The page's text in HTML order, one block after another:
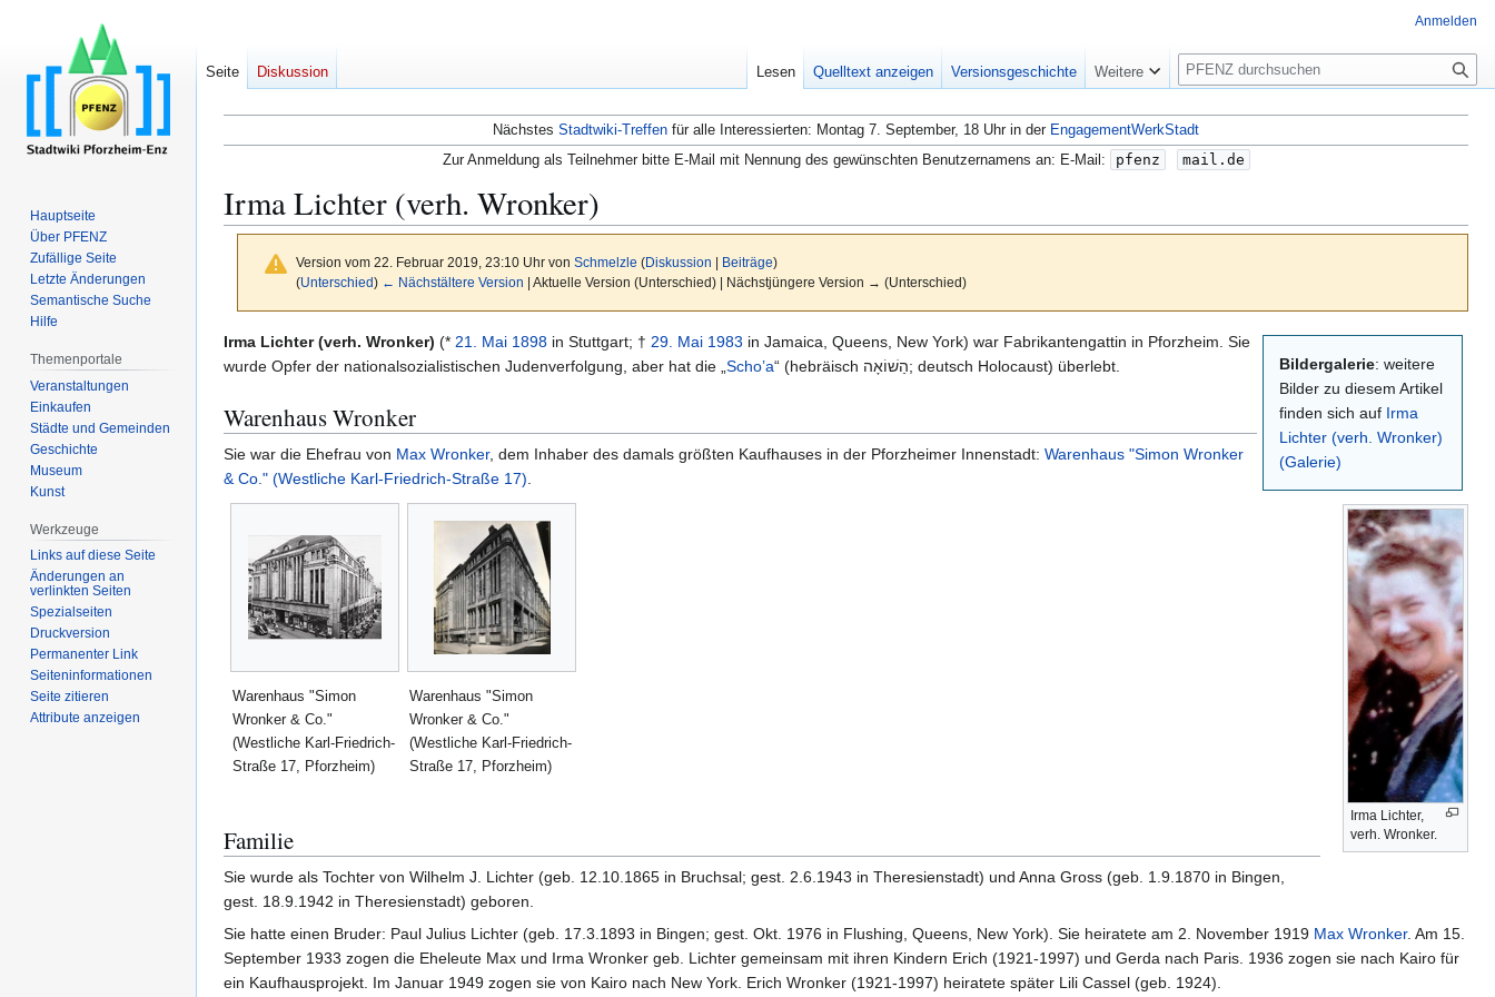
Nächstes Stadtwiki-Treffen für alle Interessierten: Montag 7. September, 18 Uhr in der EngagementWerkStadt
Zur Anmeldung als Teilnehmer bitte E-Mail mit Nennung des gewünschten Benutzernamens an: E-Mail:
pfenz mail.de
Irma Lichter (verh. Wronker)
Version vom 22. Februar 2019, 23:10 Uhr von Schmelzle (Diskussion | Beiträge)
(Unterschied) ← Nächstältere Version | Aktuelle Version (Unterschied) | Nächstjüngere Version → (Unterschied)
Zur
Navigation
Zur
Suche
Bildergalerie: weitere
Bilder zu diesem Artikel
finden sich auf Irma
Lichter (verh. Wronker)
(Galerie)
Irma Lichter,
verh. Wronker.
Irma Lichter (verh. Wronker) (* 21. Mai 1898 in Stuttgart; † 29. Mai 1983 in Jamaica, Queens, New York) war Fabrikantengattin in Pforzheim. Sie
wurde Opfer der nationalsozialistischen Judenverfolgung, aber hat die „Scho’a “ (hebräisch הַשׁוֹאָה; deutsch Holocaust) überlebt.
Warenhaus Wronker
Sie war die Ehefrau von Max Wronker, dem Inhaber des damals größten Kaufhauses in der Pforzheimer Innenstadt: Warenhaus "Simon Wronker
& Co." (Westliche Karl-Friedrich-Straße 17).
Warenhaus "Simon
Wronker & Co."
(Westliche Karl-Friedrich-
Straße 17, Pforzheim)
Warenhaus "Simon
Wronker & Co."
(Westliche Karl-Friedrich-
Straße 17, Pforzheim)
Familie
Sie wurde als Tochter von Wilhelm J. Lichter (geb. 12.10.1865 in Bruchsal; gest. 2.6.1943 in Theresienstadt) und Anna Gross (geb. 1.9.1870 in Bingen,
gest. 18.9.1942 in Theresienstadt) geboren.
Sie hatte einen Bruder: Paul Julius Lichter (geb. 17.3.1893 in Bingen; gest. Okt. 1976 in Flushing, Queens, New York). Sie heiratete am 2. November 1919 Max Wronker. Am 15.
September 1933 zogen die Eheleute Max und Irma Wronker geb. Lichter gemeinsam mit ihren Kindern Erich (1921-1997) und Gerda nach Paris. 1936 zogen sie nach Kairo für
ein Kaufhausprojekt. Im Januar 1949 zogen sie von Kairo nach New York. Erich Wronker (1921-1997) heiratete später Lili Cassel (geb. 1924).
Anmelden
Seite Diskussion Lesen Quelltext anzeigen Versionsgeschichte Weitere
S
u
c
h
e
Hauptseite
Über PFENZ
Zufällige Seite
Letzte Änderungen
Semantische Suche
Hilfe
Themenportale
Veranstaltungen
Einkaufen
Städte und Gemeinden
Geschichte
Museum
Kunst
Werkzeuge
Links auf diese Seite
Änderungen an
verlinkten Seiten
Spezialseiten
Druckversion
Permanenter Link
Seiten­­informationen
Seite zitieren
Attribute anzeigen